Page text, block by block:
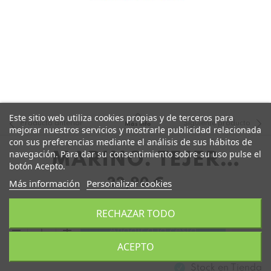
Más info
Producto anterior Siguiente producto
MARINO. TEJER
JACQUARD DE JANDI
GARDIZABAL
22,90 €
Añadir a la cesta
add
remove
Este sitio web utiliza cookies propias y de terceros para
mejorar nuestros servicios y mostrarle publicidad relacionada
con sus preferencias mediante el análisis de sus hábitos de
navegación. Para dar su consentimiento sobre su uso pulse el
botón Acepto.
Más información Personalizar cookies
RECHAZAR TODO
ACEPTO